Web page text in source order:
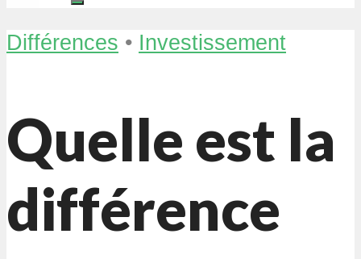
Différences • Investissement
Quelle est la
différence